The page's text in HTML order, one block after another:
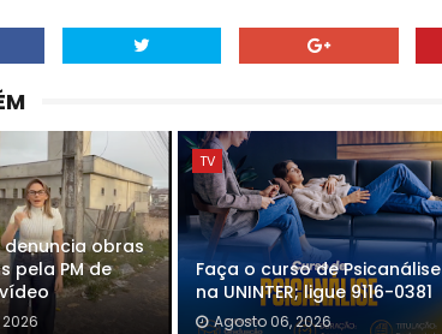
obras
pela PM de
TV
Faça o curso de Psicanálise
na UNINTER; ligue 9116-0381
Agosto 06, 2026